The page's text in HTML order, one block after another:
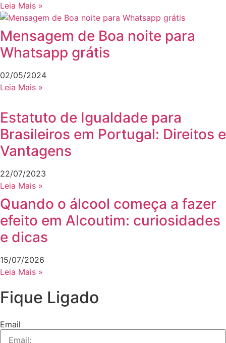
Leia Mais »
Mensagem de Boa noite para
Whatsapp grátis
02/05/2024
Leia Mais »
Estatuto de Igualdade para
Brasileiros em Portugal: Direitos e
Vantagens
22/07/2023
Leia Mais »
Quando o álcool começa a fazer
efeito em Alcoutim: curiosidades
e dicas
15/07/2026
Leia Mais »
Fique Ligado
Email